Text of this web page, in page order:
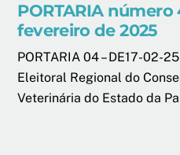
PORTARIA número
fevereiro de 2025
PORTARIA 04 – DE17-02-
Eleitoral Regional do
Veterinária do Estado da